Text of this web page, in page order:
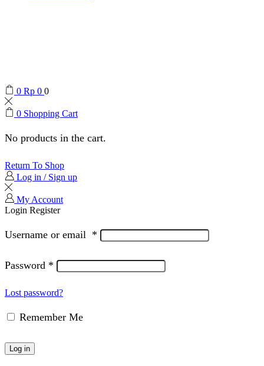
0 Rp 0 0
0 Shopping Cart
No products in the cart.
Return To Shop
Log in / Sign up
My Account
Login Register
Username or email *
Password *
Lost password?
Remember Me
Log in